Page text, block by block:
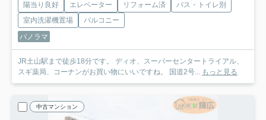
陽当り良好 エレベーター リフォーム済
バス・トイレ別
室内洗濯機置場
バルコニー
パノラマ
JR土山駅まで徒歩18分です。 ディオ、スーパーセンタートライアル、
スギ薬局、コーナンがお買い物にいいですね。 国道2号... もっと見る
中古マンション